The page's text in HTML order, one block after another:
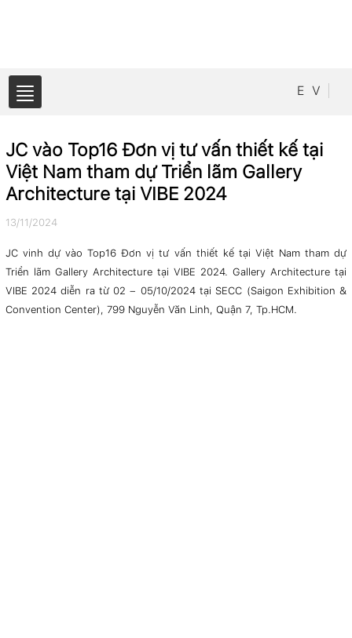
E V
JC vào Top16 Đơn vị tư vấn thiết kế tại
Việt Nam tham dự Triển lãm Gallery
Architecture tại VIBE 2024
13/11/2024
JC vinh dự vào Top16 Đơn vị tư vấn thiết kế tại Việt Nam tham dự
Triển lãm Gallery Architecture tại VIBE 2024. Gallery Architecture tại
VIBE 2024 diễn ra từ 02 – 05/10/2024 tại SECC (Saigon Exhibition &
Convention Center), 799 Nguyễn Văn Linh, Quận 7, Tp.HCM.